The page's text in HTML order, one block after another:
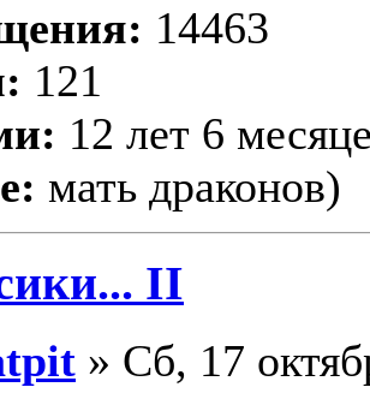
14463
121
12 лет 6
мать драконов)
II
» Сб, 17